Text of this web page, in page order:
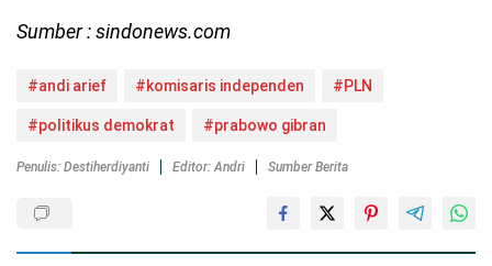
Sumber : sindonews.com
#andi arief #komisaris independen #PLN
#politikus demokrat #prabowo gibran
Penulis: Destiherdiyanti Editor: Andri Sumber Berita